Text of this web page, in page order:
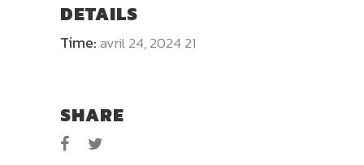
DETAILS
Time:avril 24, 2024 21
SHARE